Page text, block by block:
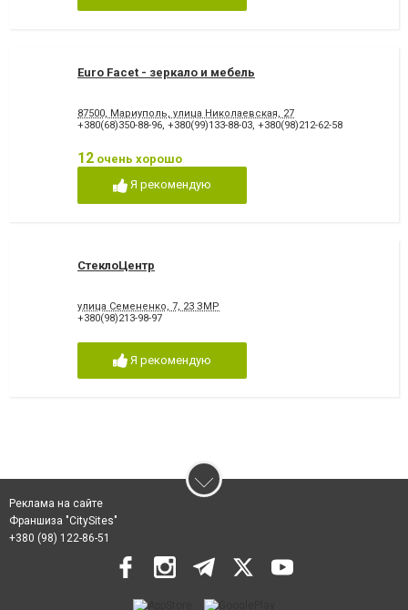
Euro Facet - зеркало и мебель
87500, Мариуполь, улица Николаевская, 27
+380(68)350-88-96, +380(99)133-88-03, +380(98)212-62-58
12 очень хорошо
Я рекомендую
СтеклоЦентр
улица Семененко, 7, 23 ЗМР
+380(98)213-98-97
Я рекомендую
Реклама на сайте
Франшиза "CitySites"
+380 (98) 122-86-51